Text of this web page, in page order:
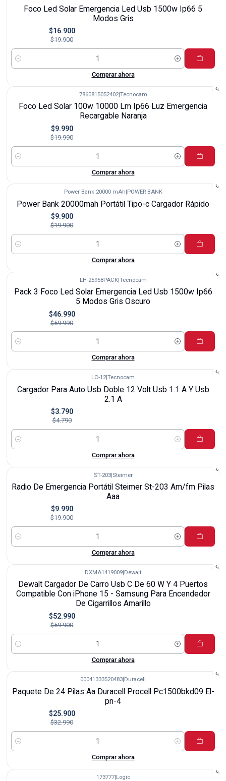
Foco Led Solar Emergencia Led Usb 1500w Ip66 5
Modos Gris
$16.900
$19.900
Cantidad
Comprar ahora
7860815052402|Tecnocam
Foco Led Solar 100w 10000 Lm Ip66 Luz Emergencia
Recargable Naranja
$9.990
$19.990
Cantidad
Comprar ahora
Power Bank 20000 mAh POWER BANK
Power Bank 20000mah Portátil Tipo-c Cargador Rápido
$9.900
$19.900
Cantidad
Comprar ahora
LH-25958PACK|Tecnocam
Pack 3 Foco Led Solar Emergencia Led Usb 1500w Ip66
5 Modos Gris Oscuro
$46.990
$59.990
Cantidad
Comprar ahora
LC-12|Tecnocam
Cargador Para Auto Usb Doble 12 Volt Usb 1.1 A Y Usb
2.1 A
$3.790
$4.790
Cantidad
Comprar ahora
ST-203|Steimer
Radio De Emergencia Portátil Steimer St-203 Am/fm Pilas
Aaa
$9.990
$19.900
Cantidad
Comprar ahora
DXMA1419009|Dewalt
Dewalt Cargador De Carro Usb C De 60 W Y 4 Puertos
Compatible Con iPhone 15 - Samsung Para Encendedor
De Cigarrillos Amarillo
$52.990
$59.900
Cantidad
Comprar ahora
00041333520483 Duracell
Paquete De 24 Pilas Aa Duracell Procell Pc1500bkd09 El-
pn-4
$25.900
$32.990
Cantidad
Comprar ahora
173777|Logic